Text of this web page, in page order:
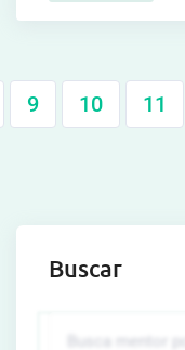
9 10 11
Buscar